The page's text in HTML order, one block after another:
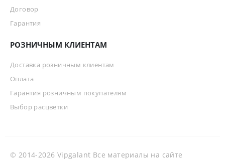
Договор
Гарантия
РОЗНИЧНЫМ КЛИЕНТАМ
Доставка розничным клиентам
Оплата
Гарантия розничным покупателям
Выбор расцветки
© 2014-2026 Vipgalant Все материалы на сайте